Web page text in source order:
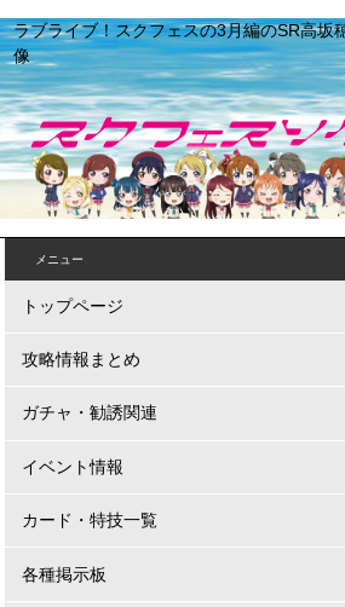
ラブライブ！スクフェスの3月編のSR高坂
像
メニュー
トップページ
攻略情報まとめ
ガチャ・勧誘関連
イベント情報
カード・特技一覧
各種掲示板